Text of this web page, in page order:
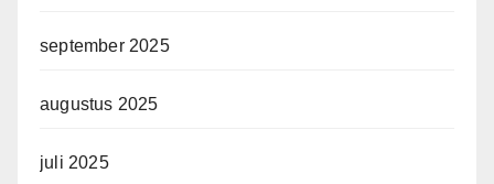
september 2025
augustus 2025
juli 2025